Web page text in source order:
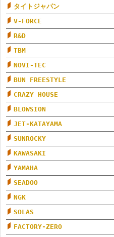
タイトジャパン
V-FORCE
R&D
TBM
NOVI-TEC
BUN FREESTYLE
CRAZY HOUSE
BLOWSION
JET-KATAYAMA
SUNROCKY
KAWASAKI
YAMAHA
SEADOO
NGK
SOLAS
FACTORY-ZERO